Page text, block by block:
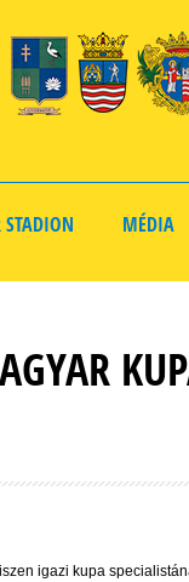
STADION MÉDIA
igazi kupa